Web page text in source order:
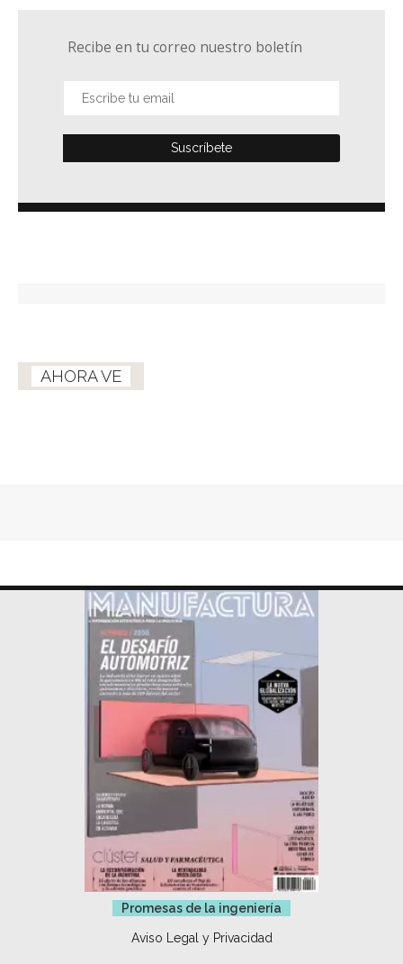
Recibe en tu correo nuestro boletín
AHORA VE
Promesas de la ingeniería
Aviso Legal y Privacidad